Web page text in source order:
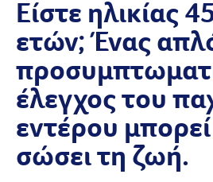
Είστε ηλικίας
ετών; Ένας
έλεγχος του
εντέρου
σώσει τη ζωή.